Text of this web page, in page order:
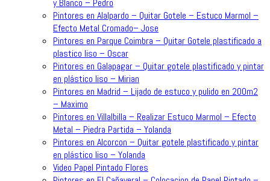
y Blanco – Pedro
Pintores en Alalpardo – Quitar Gotele – Estuco Marmol –
Efecto Metal Cromado– Jose
Pintores en Parque Coimbra – Quitar Gotele plastificado a
plastico liso – Oscar
Pintores en Galapagar – Quitar gotele plastificado y pintar
en plástico liso – Mirian
Pintores en Madrid – Lijado de estuco y pulido en 200m2
– Maximo
Pintores en Villalbilla – Realizar Estuco Marmol – Efecto
Metal – Piedra Partida – Yolanda
Pintores en Alcorcon – Quitar gotele plastificado y pintar
en plástico liso – Yolanda
Video Papel Pintado Flores